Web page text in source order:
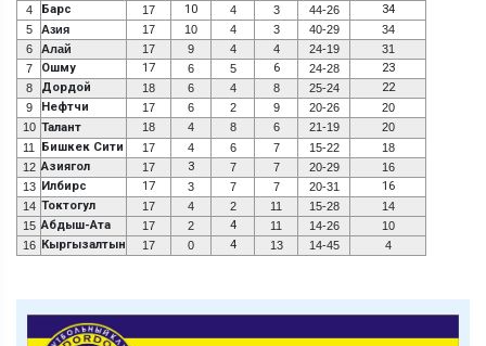
4 Барс 17 10 4 3 44-26 34
5 Азия 17 10 4 3 40-29
34
6
Алай 17 9 4 4 24-19
31
7
Ошму 17 6 5 6 24-28 23
8 Дордой 18 6 4 8 25-24 22
9 Нефтчи 17 6 2 9 20-26
20
10 Талант 18 4 8 6 21-19
20
11
Бишкек Сити 17 4 6 7 15-22
18
12 Азиягол 17 3 7 7 20-29
16
13 Илбирс 17 3 7 7 20-31 16
14 Токтогул 17 4 2 11 15-28
14
15 Абдыш-Ата 17 2 4 11 14-26
10
16 Кыргызалтын 17 0 4 13 14-45 4